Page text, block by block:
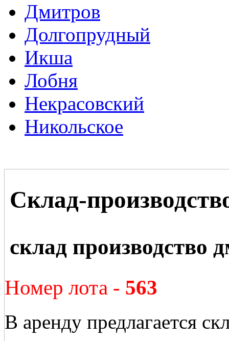
Дмитров
Долгопрудный
Икша
Лобня
Некрасовский
Никольское
Склад-
склад производство
Номер лота - 563
В аренду предлагается